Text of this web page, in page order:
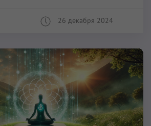
26 декабря 2024